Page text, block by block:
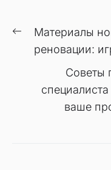
Навигация
записям
Предыдущая
запись:
Материалы
реновации:
Советы
ваше